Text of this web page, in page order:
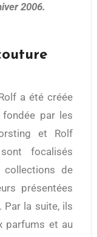
2006.
par les
et Rolf
focalisés
collections de
présentées
Par la suite, ils
parfums et au